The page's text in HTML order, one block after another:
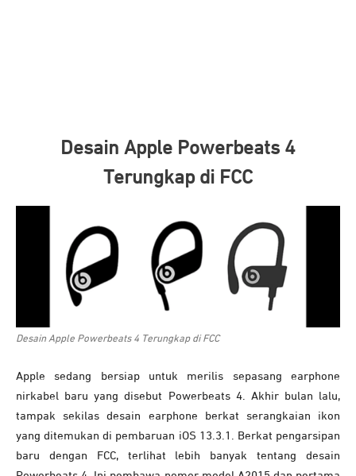
Desain Apple Powerbeats 4
Terungkap di FCC
Desain Apple Powerbeats 4 Terungkap di FCC
Apple sedang bersiap untuk merilis sepasang earphone
nirkabel baru yang disebut Powerbeats 4. Akhir bulan lalu,
tampak sekilas desain earphone berkat serangkaian ikon
yang ditemukan di pembaruan iOS 13.3.1. Berkat pengarsipan
baru dengan FCC, terlihat lebih banyak tentang desain